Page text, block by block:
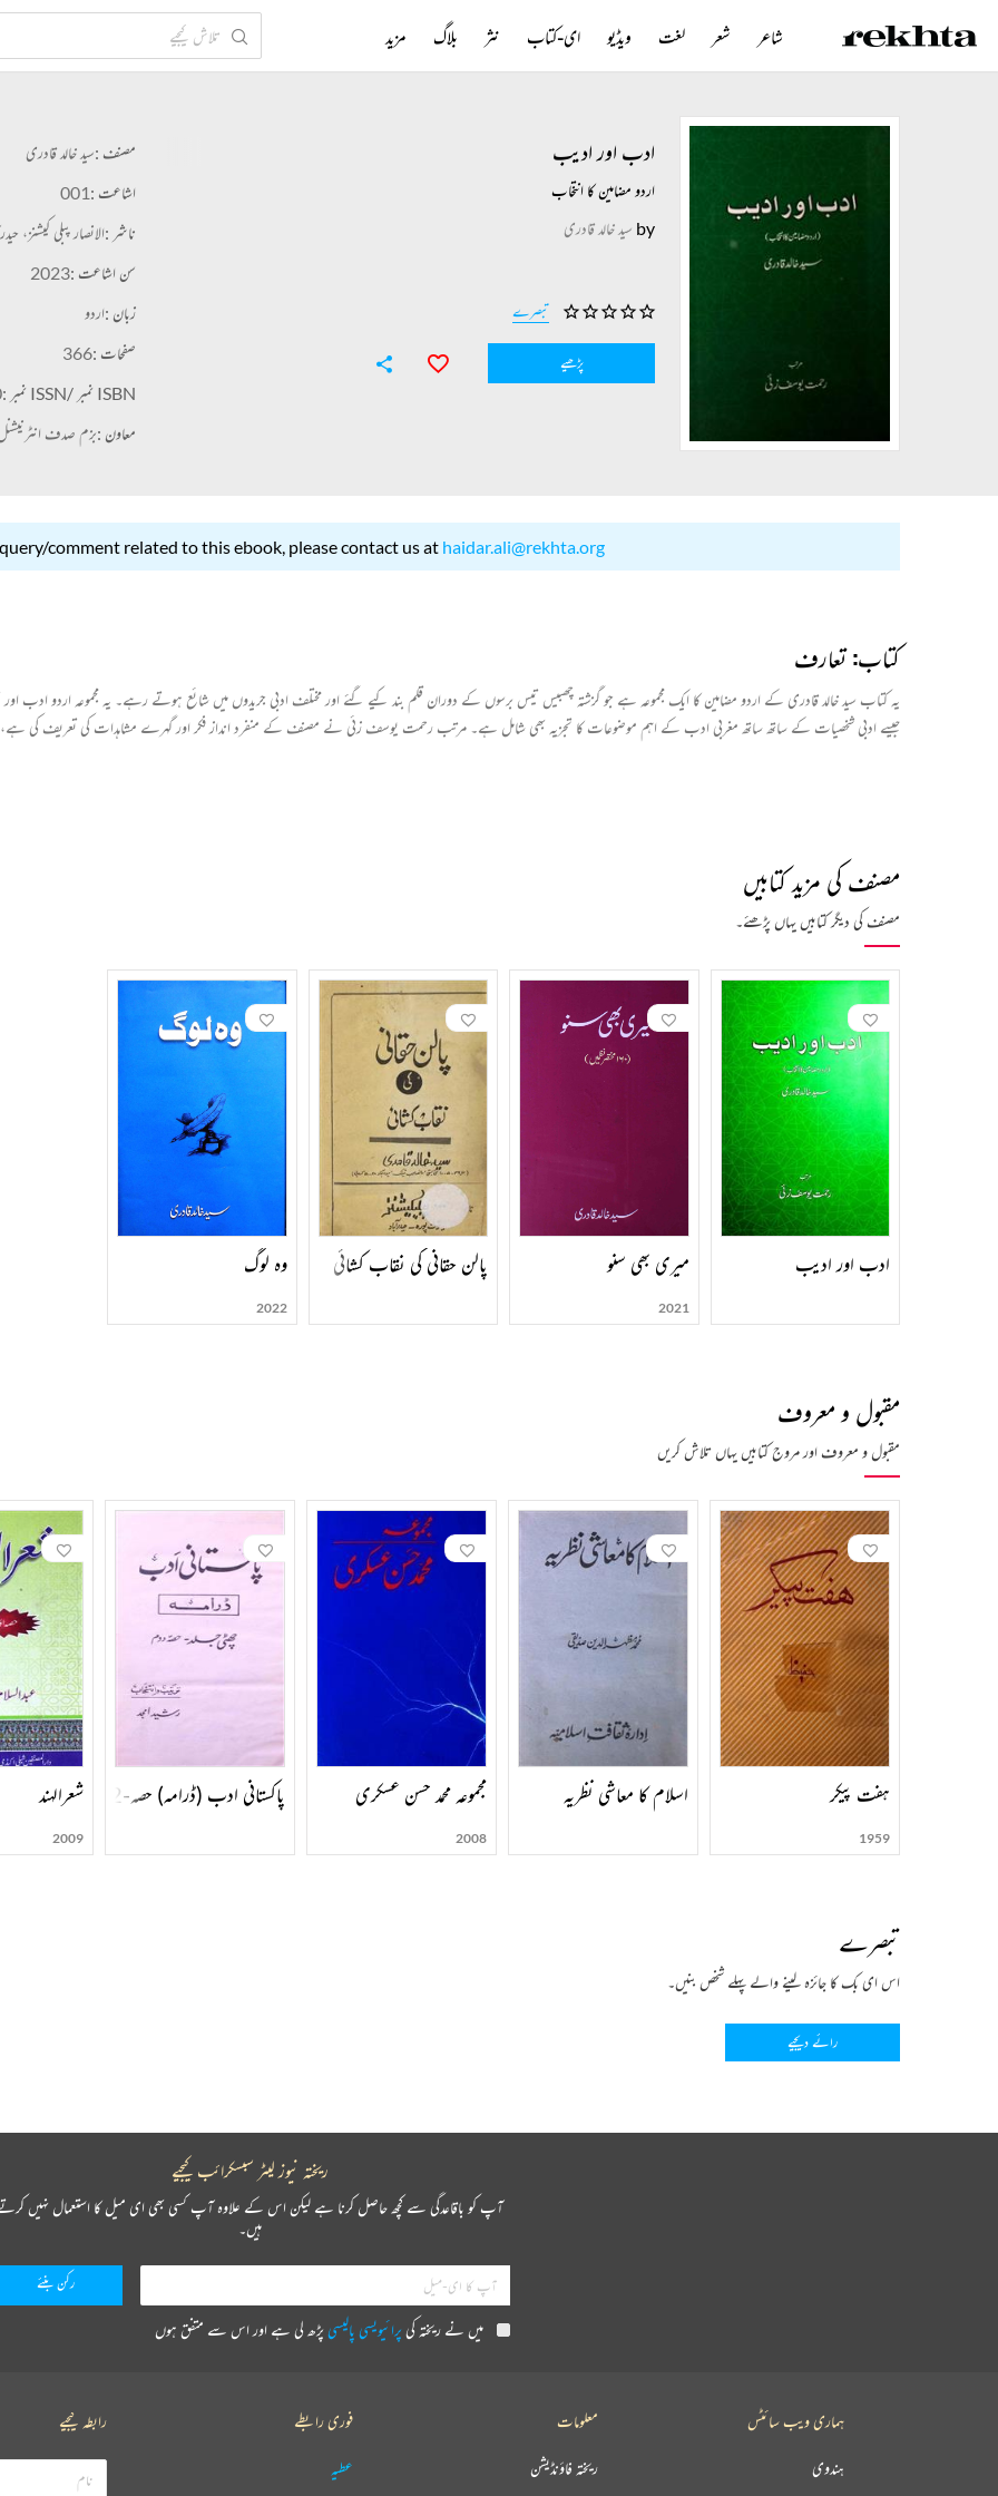
ادب اور ادیب
اردو مضامین کا انتخاب
by سید خالد قادری
تبصرے
پڑھیے
مصنف :سید خالد قادری
اشاعت :001
ناشر :الانصار پبلی کیشنز،
سن اشاعت :2023
زبان :اردو
صفحات :366
ISBN نمبر /ISSN نمبر :
معاون :بزم صدف
comment related to this ebook, please contact us at haidar.ali@rekhta.org
کتاب: تعارف
یہ کتاب سید خالد قادری کے اردو مضامین کا ایک مجموعہ ہے جو گزشتہ چھبیس تیس برسوں کے دوران قلم بند کیے گئے اور مختلف ادبی جریدوں میں شائع ہوتے رہے۔ یہ مجموعہ اردو ادب اور
جیسے ادبی شخصیات کے ساتھ ساتھ مغربی ادب کے اہم موضوعات کا تجزیہ بھی شامل ہے۔ مرتب رحمت یوسف زئی نے مصنف کے منفرد انداز فکر اور گہرے مشاہدات کی تعریف کی ہے،
مصنف کی مزید کتابیں
مصنف کی دیگر کتابیں یہاں پڑھئے۔
ادب اور ادیب میری بھی سنو
2021
پالن حقانی کی نقاب کشائی وہ لوگ
2022
مقبول و معروف
مقبول و معروف اور مروج کتابیں یہاں تلاش کریں
ہفت پیکر
1959
اسلام کا معاشی نظریہ مجموعہ محمد حسن عسکری
2008
پاکستانی ادب (ڈرامہ) حصہ-002 شعرالہند
2009
تبصرے
اس ای بک کا جائزہ لینے والے پہلے شخص بنیں۔
رائے دیجیے
شاعر شعر لغت ویڈیو ای-کتاب نثر بلاگ مزید
ریختہ نیوز لیٹر سبسکرائب کیجیے
آپ کو باقاعدگی سے کچھ حاصل کرنا ہے لیکن اس کے علاوہ آپ کسی بھی ای میل کا استعمال نہیں
ہیں۔
میں نے ریختہ کیپرائیویسی پالیسیپڑھ لی ہے اور اس سے متفق ہوں
فوری رابطے
عطیہ
معلومات
ریختہ فاؤنڈیشن
ہماری ویب سائٹس
ہندوی
رابطہ کیجیے